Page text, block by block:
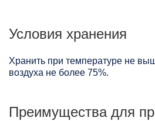
Условия хранения
Хранить при температуре не
воздуха не более 75%.
Преимущества для